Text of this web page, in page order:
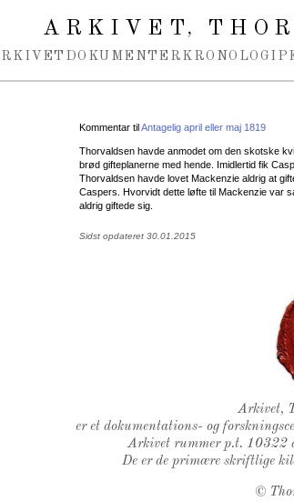
ARKIVET,
DOKUMENTER KRONOLOGI
Kommentar tilAntagelig april eller maj 1819
Thorvaldsen havde anmodet om den skotske
brød gifteplanerne med hende. Imidlertid fik
Thorvaldsen havde lovet Mackenzie aldrig at
Caspers. Hvorvidt dette løfte til Mackenzie var
aldrig giftede sig.
Sidst opdateret 30.01.2015
Arkivet,
er et dokumentations- og
Arkivet rummer p.t. 10322
De er de primære skriftlige
©